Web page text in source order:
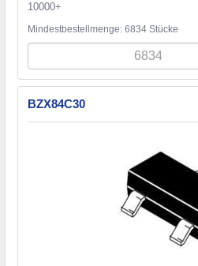
10000+
Mindestbestellmenge: 6834 Stücke
BZX84C30